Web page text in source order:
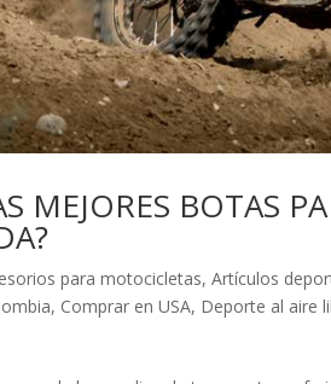
MEJORES BOTAS
para motocicletas,Artículos
, Comprar en USA, Deporte al aire